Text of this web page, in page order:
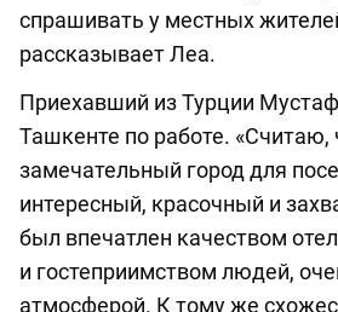
спрашивать у местных
рассказывает Леа.
Приехавший из Турции
Ташкенте по работе. «Считаю,
замечательный город для
интересный, красочный и
был впечатлен качеством
и гостеприимством людей,
атмосферой. К тому же